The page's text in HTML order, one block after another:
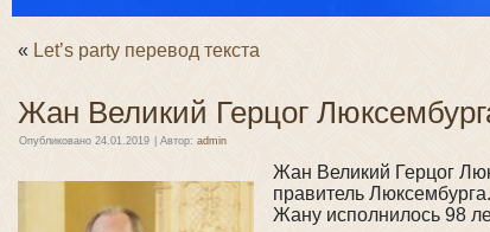
« Let’s party перевод текста
Жан Великий Герцог
Опубликовано 24.01.2019 Автор: admin
Жан Великий Герцог
правитель
Жану исполнилось 98